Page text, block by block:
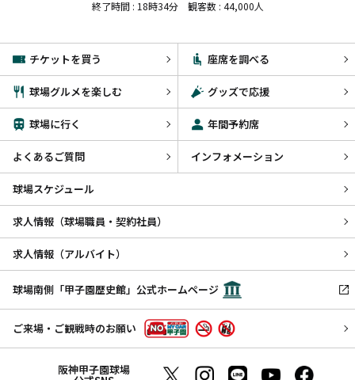
終了時間 : 18時34分 観客数 : 44,000人
チケットを買う 座席を調べる
球場グルメを楽しむ グッズで応援
球場に行く 年間予約席
よくあるご質問 インフォメーション
球場スケジュール
求人情報（球場職員・契約社員）
求人情報（アルバイト）
球場南側「甲子園歴史館」公式ホームページ
ご来場・ご観戦時のお願い
阪神甲子園球場